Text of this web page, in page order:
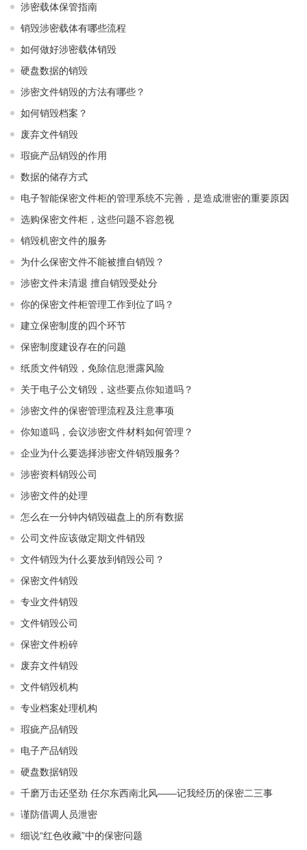
涉密载体保管指南
销毁涉密载体有哪些流程
如何做好涉密载体销毁
硬盘数据的销毁
涉密文件销毁的方法有哪些？
如何销毁档案？
废弃文件销毁
瑕疵产品销毁的作用
数据的储存方式
电子智能保密文件柜的管理系统不完善，是造成泄密的重要原因
选购保密文件柜，这些问题不容忽视
销毁机密文件的服务
为什么保密文件不能被擅自销毁？
涉密文件未清退 擅自销毁受处分
你的保密文件柜管理工作到位了吗？
建立保密制度的四个环节
保密制度建设存在的问题
纸质文件销毁，免除信息泄露风险
关于电子公文销毁，这些要点你知道吗？
涉密文件的保密管理流程及注意事项
你知道吗，会议涉密文件材料如何管理？
企业为什么要选择涉密文件销毁服务?
涉密资料销毁公司
涉密文件的处理
怎么在一分钟内销毁磁盘上的所有数据
公司文件应该做定期文件销毁
文件销毁为什么要放到销毁公司？
保密文件销毁
专业文件销毁
文件销毁公司
保密文件粉碎
废弃文件销毁
文件销毁机构
专业档案处理机构
瑕疵产品销毁
电子产品销毁
硬盘数据销毁
千磨万击还坚劲 任尔东西南北风——记我经历的保密二三事
谨防借调人员泄密
细说“红色收藏”中的保密问题